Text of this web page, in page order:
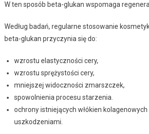
W ten sposób beta-glukan wspomaga
Według badań, regularne stosowanie
beta-glukan przyczynia się do:
wzrostu elastyczności cery,
wzrostu sprężystości cery,
mniejszej widoczności zmarszczek,
spowolnienia procesu starzenia.
ochrony istniejących włókien kolagenowych
uszkodzeniami.